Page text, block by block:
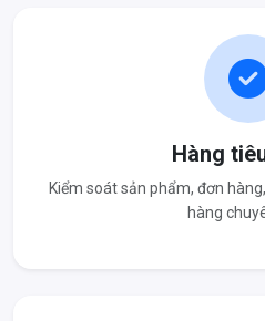
Hàng
Kiểm soát sản phẩm, đơn
hàng